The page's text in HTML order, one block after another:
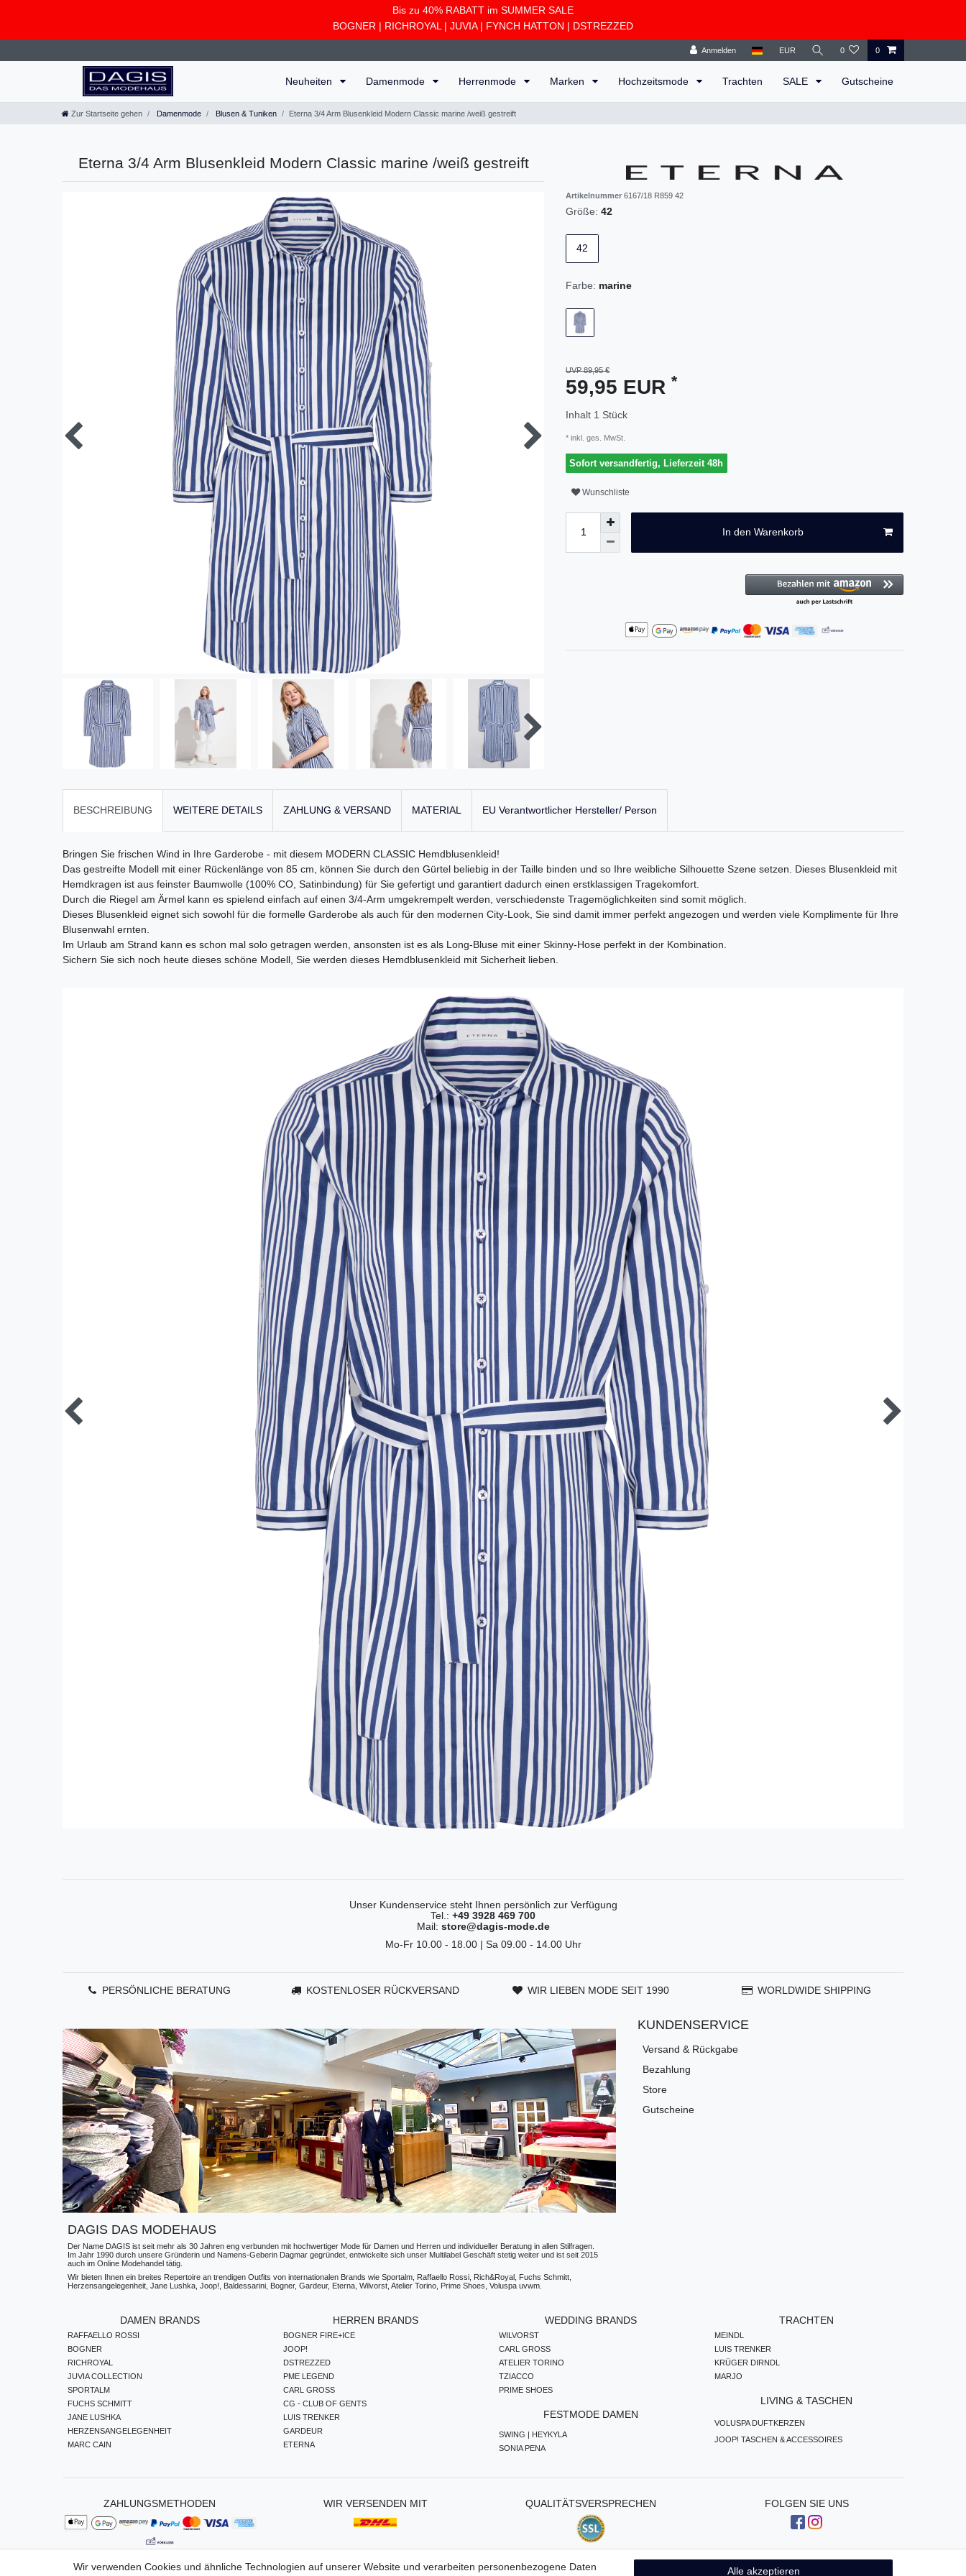
Bis zu 40% RABATT im SUMMER SALE
BOGNER | RICHROYAL | JUVIA| FYNCH HATTON | DSTREZZED
Anmelden EUR 0 0
Neuheiten Damenmode Herrenmode Marken Hochzeitsmode Trachten SALE Gutscheine
Zur Startseite gehen Damenmode Blusen & Tuniken Eterna 3/4 Arm Blusenkleid Modern Classic marine /weiß gestreift
Eterna 3/4 Arm Blusenkleid Modern Classic marine /weiß gestreift
Artikelnummer 6167/18 R859 42
Größe: 42
42
Farbe: marine
UVP 89,95 €
59,95 EUR *
Inhalt 1 Stück
* inkl. ges. MwSt.
Sofort versandfertig, Lieferzeit 48h
Wunschliste
In den Warenkorb
BESCHREIBUNG WEITERE DETAILS ZAHLUNG & VERSAND MATERIAL EU Verantwortlicher Hersteller/ Person
Bringen Sie frischen Wind in Ihre Garderobe - mit diesem MODERN CLASSIC Hemdblusenkleid!
Das gestreifte Modell mit einer Rückenlänge von 85 cm, können Sie durch den Gürtel beliebig in der Taille binden und so Ihre weibliche Silhouette Szene setzen. Dieses Blusenkleid mit
Hemdkragen ist aus feinster Baumwolle (100% CO, Satinbindung) für Sie gefertigt und garantiert dadurch einen erstklassigen Tragekomfort.
Durch die Riegel am Ärmel kann es spielend einfach auf einen 3/4-Arm umgekrempelt werden, verschiedenste Tragemöglichkeiten sind somit möglich.
Dieses Blusenkleid eignet sich sowohl für die formelle Garderobe als auch für den modernen City-Look, Sie sind damit immer perfekt angezogen und werden viele Komplimente für Ihre
Blusenwahl ernten.
Im Urlaub am Strand kann es schon mal solo getragen werden, ansonsten ist es als Long-Bluse mit einer Skinny-Hose perfekt in der Kombination.
Sichern Sie sich noch heute dieses schöne Modell, Sie werden dieses Hemdblusenkleid mit Sicherheit lieben.
Unser Kundenservice steht Ihnen persönlich zur Verfügung
Tel.: +49 3928 469 700
Mail: store@dagis-mode.de
Mo-Fr 10.00 - 18.00 | Sa 09.00 - 14.00 Uhr
PERSÖNLICHE BERATUNG KOSTENLOSER RÜCKVERSAND WIR LIEBEN MODE SEIT 1990 WORLDWIDE SHIPPING
DAGIS DAS MODEHAUS
Der Name DAGIS ist seit mehr als 30 Jahren eng verbunden mit hochwertiger Mode für Damen und Herren und individueller Beratung in allen Stilfragen.
Im Jahr 1990 durch unsere Gründerin und Namens-Geberin Dagmar gegründet, entwickelte sich unser Multilabel Geschäft stetig weiter und ist seit 2015
auch im Online Modehandel tätig.
Wir bieten Ihnen ein breites Repertoire an trendigen Outfits von internationalen Brands wie Sportalm, Raffaello Rossi, Rich&Royal, Fuchs Schmitt,
Herzensangelegenheit, Jane Lushka, Joop!, Baldessarini, Bogner, Gardeur, Eterna, Wilvorst, Atelier Torino, Prime Shoes, Voluspa uvwm.
KUNDENSERVICE
Versand & Rückgabe
Bezahlung
Store
Gutscheine
DAMEN BRANDS
RAFFAELLO ROSSI
BOGNER
RICHROYAL
JUVIA COLLECTION
SPORTALM
FUCHS SCHMITT
JANE LUSHKA
HERZENSANGELEGENHEIT
MARC CAIN
HERREN BRANDS
BOGNER FIRE+ICE
JOOP!
DSTREZZED
PME LEGEND
CARL GROSS
CG - CLUB OF GENTS
LUIS TRENKER
GARDEUR
ETERNA
WEDDING BRANDS
WILVORST
CARL GROSS
ATELIER TORINO
TZIACCO
PRIME SHOES
FESTMODE DAMEN
SWING | HEYKYLA
SONIA PENA
TRACHTEN
MEINDL
LUIS TRENKER
KRÜGER DIRNDL
MARJO
LIVING & TASCHEN
VOLUSPA DUFTKERZEN
JOOP! TASCHEN & ACCESSOIRES
ZAHLUNGSMETHODEN WIR VERSENDEN MIT QUALITÄTSVERSPRECHEN FOLGEN SIE UNS
Wir verwenden Cookies und ähnliche Technologien auf unserer Website und verarbeiten personenbezogene Daten Alle akzeptieren